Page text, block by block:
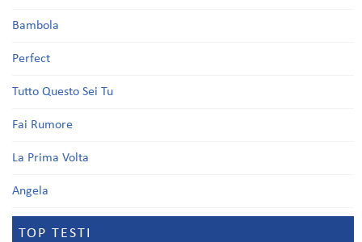
Bambola
Perfect
Tutto Questo Sei Tu
Fai Rumore
La Prima Volta
Angela
TOP TESTI